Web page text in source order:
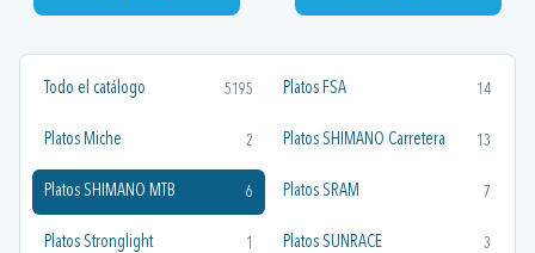
Todo el catálogo 5195 Platos FSA 14
Platos Miche 2 Platos SHIMANO Carretera 13
Platos SHIMANO MTB 6 Platos SRAM 7
Platos Stronglight 1 Platos SUNRACE 3